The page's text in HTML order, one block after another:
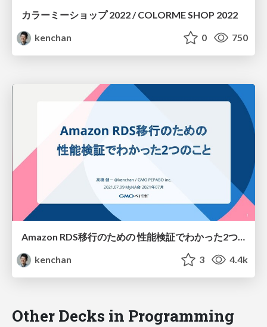
カラーミーショップ 2022 / COLORME SHOP 2022
kenchan
0 750
Amazon RDS移行のための 性能検証でわかった2つのこと
kenchan
3 4.4k
Other Decks in Programming